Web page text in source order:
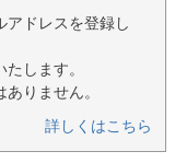
アドレスを登録し
します。
りません。
詳しくはこちら